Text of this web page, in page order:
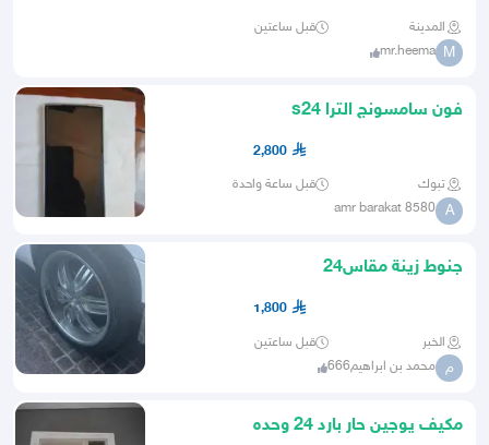
المدينة قبل ساعتين
M
mr.heema
فون سامسونج الترا s24
2,800
تبوك قبل ساعة واحدة
A
amr barakat 8580
جنوط زينة مقاس24
1,800
الخبر قبل ساعتين
م محمد بن ابراهيم666
مكيف يوجين حار بارد 24 وحده